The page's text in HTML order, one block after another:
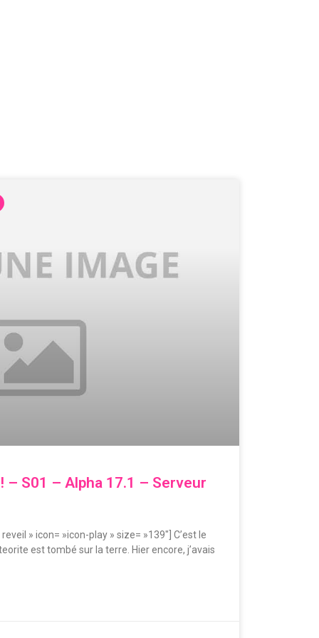
– S01 – Alpha 17.1 – Serveur
» icon= »icon-play » size= »139″] C’est le
est tombé sur la terre. Hier encore, j’avais